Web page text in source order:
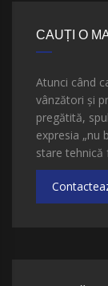
CAUȚI O
Atunci când
vânzători și
pregătită,
expresia „nu
stare tehnică